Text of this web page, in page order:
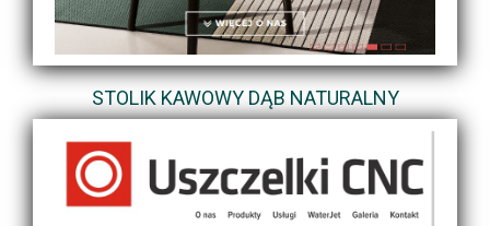
STOLIK KAWOWY DĄB NATURALNY